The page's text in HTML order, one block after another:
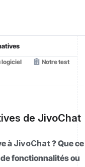
logiciel
Notre test
de JivoChat
àJivoChat ? Que ce
fonctionnalités ou